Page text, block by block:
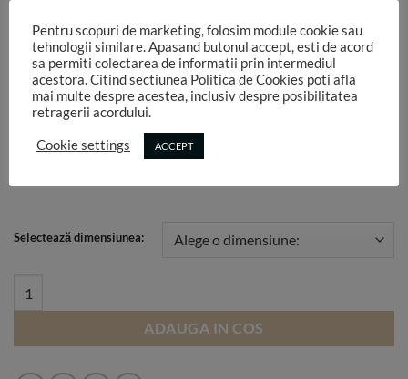
Odata montat pe sistem, NU face cute.
Spatele materialului este negru și nu trece lumina prin el,
este opac.
Functie de monitorul pe care vezi imaginea, de setările
aparatului foto, de lumina folosită în studio, culorile pot sa
difere.
Selectează dimensiunea:
ADAUGA IN COS
Pentru scopuri de marketing, folosim module cookie sau
tehnologii similare. Apasand butonul accept, esti de acord
sa permiti colectarea de informatii prin intermediul
acestora. Citind sectiunea Politica de Cookies poti afla
mai multe despre acestea, inclusiv despre posibilitatea
retragerii acordului.
Cookie settings ACCEPT